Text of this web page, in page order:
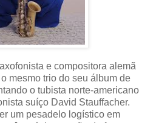
e compositora alemã
mesmo trio do seu álbum de
o tubista norte-americano
suíço David Stauffacher.
um pesadelo logístico em